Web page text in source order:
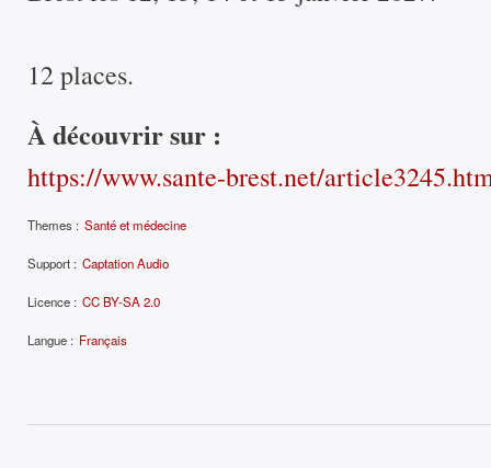
12 places.
À découvrir sur :
https://www.sante-brest.net/
Themes : Santé et médecine
Support : Captation Audio
Licence : CC BY-SA 2.0
Langue : Français